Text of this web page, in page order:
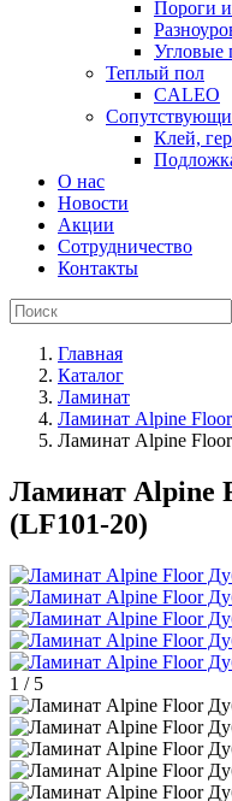
Пороги
Угловые
Теплый пол
CALEO
Клей,
О нас
Новости
Акции
Сотрудничество
Контакты
Главная
Каталог
Ламинат
Ламинат Alpine Floor
Ламинат Alpine
Ламинат Alpine
(LF101-20)
1 / 5